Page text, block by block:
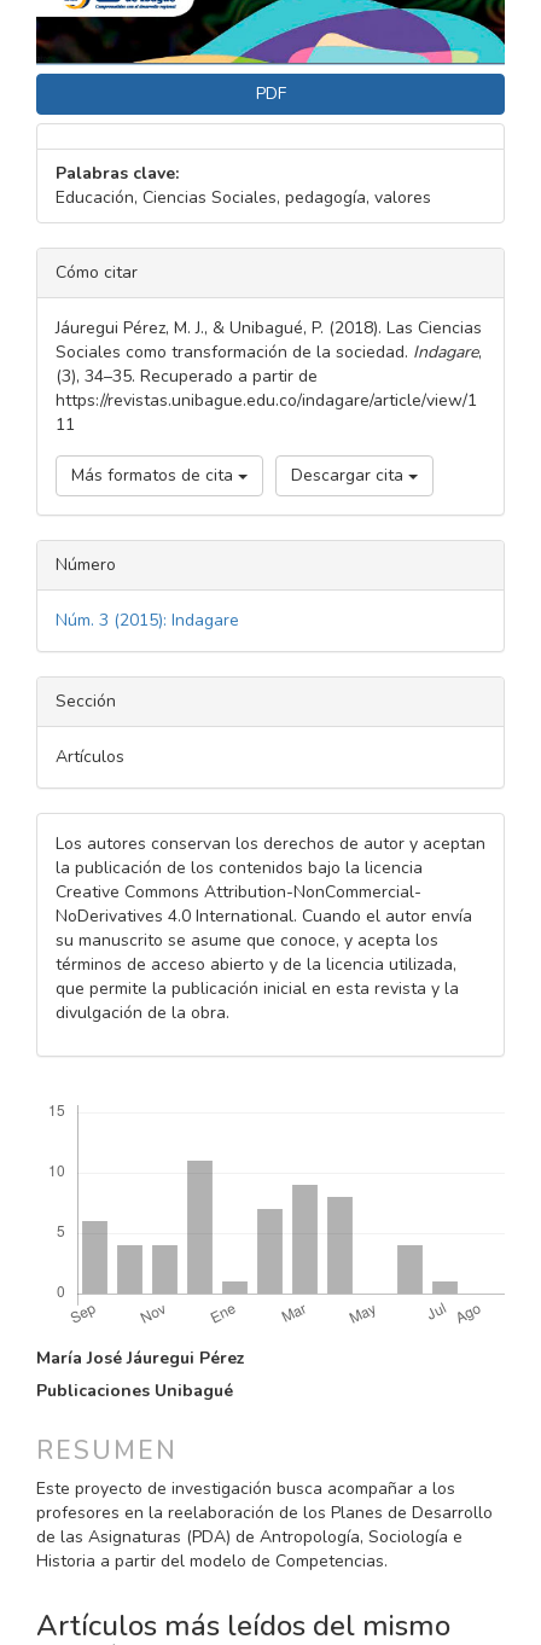
PDF
Palabras clave:
Educación, Ciencias Sociales, pedagogía, valores
DETALLES
DEL
ARTÍCULO
Cómo citar
Jáuregui Pérez, M. J., & Unibagué, P. (2018). Las Ciencias
Sociales como transformación de la sociedad. Indagare,
(3), 34–35. Recuperado a partir de
https://revistas.unibague.edu.co/indagare/article/view/1
11
Más formatos de cita Descargar cita
Número
Núm. 3 (2015): Indagare
Sección
Artículos
Los autores conservan los derechos de autor y aceptan
la publicación de los contenidos bajo la licencia
Creative Commons Attribution-NonCommercial-
NoDerivatives 4.0 International. Cuando el autor envía
su manuscrito se asume que conoce, y acepta los
términos de acceso abierto y de la licencia utilizada,
que permite la publicación inicial en esta revista y la
divulgación de la obra.
CONTENIDO
PRINCIPAL
ARTÍCULO
María José Jáuregui Pérez
Publicaciones Unibagué
RESUMEN
Este proyecto de investigación busca acompañar a los
profesores en la reelaboración de los Planes de Desarrollo
de las Asignaturas (PDA) de Antropología, Sociología e
Historia a partir del modelo de Competencias.
Artículos más leídos del mismo